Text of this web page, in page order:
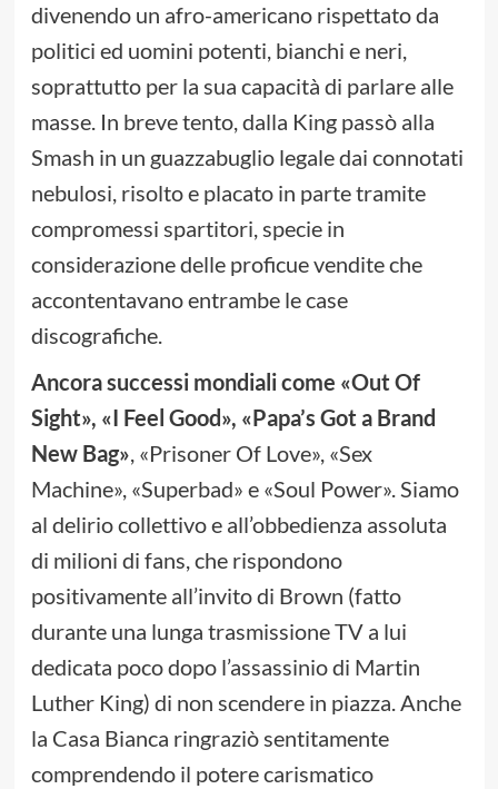
divenendo un afro-americano rispettato da
politici ed uomini potenti, bianchi e neri,
soprattutto per la sua capacità di parlare alle
masse. In breve tento, dalla King passò alla
Smash in un guazzabuglio legale dai connotati
nebulosi, risolto e placato in parte tramite
compromessi spartitori, specie in
considerazione delle proficue vendite che
accontentavano entrambe le case
discografiche.
Ancora successi mondiali come «Out Of
Sight», «I Feel Good», «Papa’s Got a Brand
New Bag», «Prisoner Of Love», «Sex
Machine», «Superbad» e «Soul Power». Siamo
al delirio collettivo e all’obbedienza assoluta
di milioni di fans, che rispondono
positivamente all’invito di Brown (fatto
durante una lunga trasmissione TV a lui
dedicata poco dopo l’assassinio di Martin
Luther King) di non scendere in piazza. Anche
la Casa Bianca ringraziò sentitamente
comprendendo il potere carismatico